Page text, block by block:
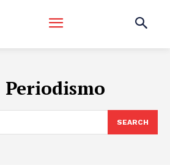
Periodismo
SEARCH